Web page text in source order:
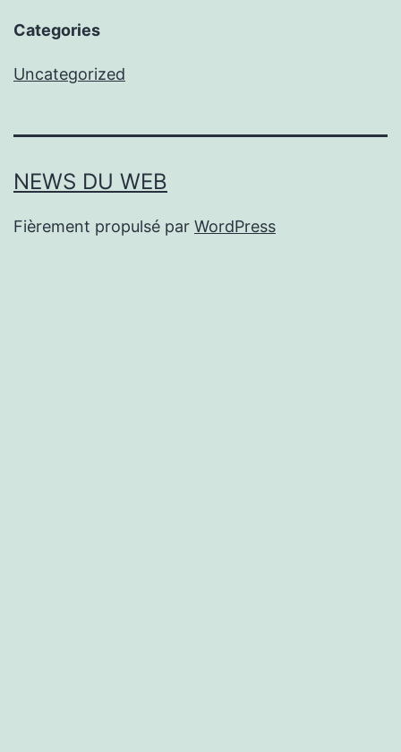
Categories
Uncategorized
NEWS DU WEB
Fièrement propulsé par WordPress